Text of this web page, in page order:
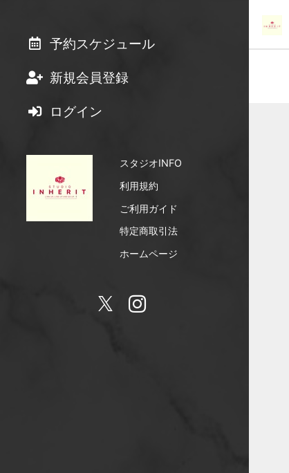
予約スケジュール
新規会員登録
ログイン
スタジオINFO
利用規約
ご利用ガイド
特定商取引法
ホームページ